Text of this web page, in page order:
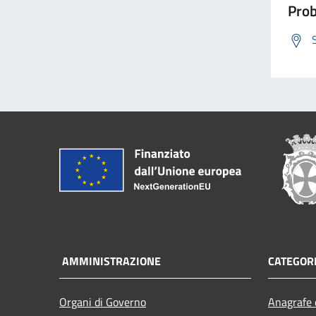
AMMINISTRAZIONE
Organi di Governo